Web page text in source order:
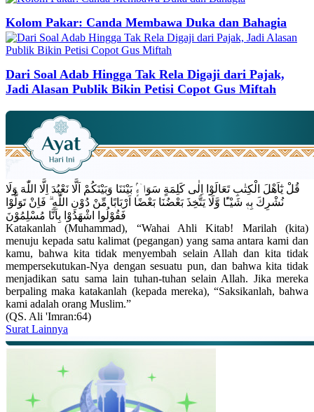
Kolom Pakar: Canda Membawa Duka dan Bahagia
Dari Soal Adab Hingga Tak Rela Digaji dari Pajak,
Jadi Alasan Publik Bikin Petisi Copot Gus Miftah
قُلْ يٰٓاَهْلَ الْكِتٰبِ تَعَالَوْا اِلٰى كَلِمَةٍ سَوَاۤءٍۢ بَيْنَنَا وَبَيْنَكُمْ اَلَّا نَعْبُدَ اِلَّا اللّٰهَ وَلَا
نُشْرِكَ بِهٖ شَيْـًٔا وَّلَا يَتَّخِذَ بَعْضُنَا بَعْضًا اَرْبَابًا مِّنْ دُوْنِ اللّٰهِ ۗ فَاِنْ تَوَلَّوْا
فَقُوْلُوا اشْهَدُوْا بِاَنَّا مُسْلِمُوْنَ
Katakanlah (Muhammad), “Wahai Ahli Kitab! Marilah (kita)
menuju kepada satu kalimat (pegangan) yang sama antara kami dan
kamu, bahwa kita tidak menyembah selain Allah dan kita tidak
mempersekutukan-Nya dengan sesuatu pun, dan bahwa kita tidak
menjadikan satu sama lain tuhan-tuhan selain Allah. Jika mereka
berpaling maka katakanlah (kepada mereka), “Saksikanlah, bahwa
kami adalah orang Muslim.”
(QS. Ali 'Imran:64)
Surat Lainnya